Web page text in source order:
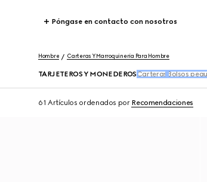
Póngase en contacto con nosotros
Hombre Carteras Y Marroquinería Para Hombre
TARJETEROS Y MONEDEROS Carteras Bolsos
61 Artículos ordenados por Recomendaciones